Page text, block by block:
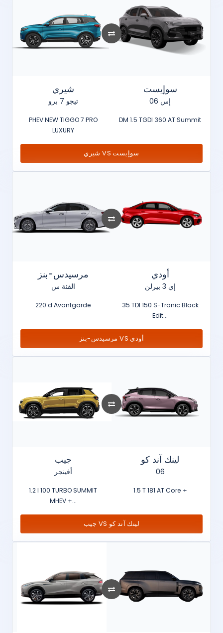
شيري
تيجو 7 برو
PHEV NEW TIGGO 7 PRO
LUXURY
سوإيست
إس 06
DM 1.5 TGDI 360 AT Summit
شيري VS سوإيست
مرسيدس-بنز
الفئة س
220 d Avantgarde
أودي
إي 3 بيرلن
35 TDI 150 S-Tronic Black
Edit...
مرسيدس-بنز VS أودي
جيب
أفينجر
1.2 l 100 TURBO SUMMIT
MHEV +...
لينك آند كو
06
1.5 T 181 AT Core +
جيب VS لينك آند كو